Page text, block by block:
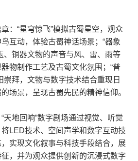
：“星穹惊飞”模拟古蜀星空，观众
互动，体验古蜀神话场景；“器象
、铜器文物的声音与风、雷、雨等
物制作工艺及古蜀文化氛围；“普
崇拜，文物与数字技术结合重现日
场景，呈现古蜀先民的精神信仰。
天地回响”数字剧场通过视觉、听觉
LED技术、空间声学和数字互动技
实现文化叙事与科技手段结合，展
，并为观众提供创新的沉浸式数字